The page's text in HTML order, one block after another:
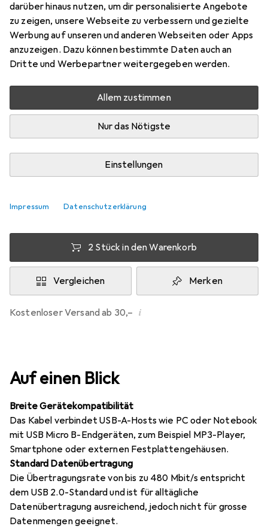
darüber hinaus nutzen, um dir personalisierte Angebote
zu zeigen, unsere Webseite zu verbessern und gezielte
Werbung auf unseren und anderen Webseiten oder Apps
anzuzeigen. Dazu können bestimmte Daten auch an
Dritte und Werbepartner weitergegeben werden.
Allem zustimmen
Nur das Nötigste
Einstellungen
Impressum Datenschutzerklärung
1 m, USB 2.0, 2.50 W
Preis in EUR inkl. MwSt.
Bewertungen
Zwischen Mo, 10.8. und Mi, 12.8. geliefert
6 Stück an Lager beim Lieferanten
Lieferort angeben für genaue Lieferzeit
2 Stück in den Warenkorb
Vergleichen Merken
Kostenloser Versand ab 30,– i
Auf einen Blick
Breite Gerätekompatibilität
Das Kabel verbindet USB-A-Hosts wie PC oder Notebook
mit USB Micro B-Endgeräten, zum Beispiel MP3-Player,
Smartphone oder externen Festplattengehäusen.
Standard Datenübertragung
Die Übertragungsrate von bis zu 480 Mbit/s entspricht
dem USB 2.0-Standard und ist für alltägliche
Datenübertragung ausreichend, jedoch nicht für grosse
Datenmengen geeignet.